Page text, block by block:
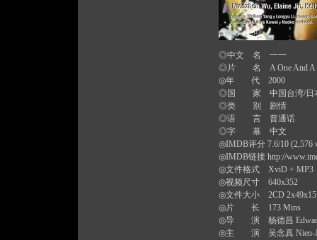
◎中文 名 一一
◎片 名 A One And A
◎年 代 2000
◎国 家 中国台湾/日
◎类 别 剧情
◎语 言 普通话
◎字 幕 中文
◎IMDB评分 7.6/10 (2,576
◎IMDB链接 http://
◎文件格式 XviD + MP3
◎视频尺寸 640x352
◎文件大小 2CD
◎片 长 173 Mins
◎导 演 杨德昌
◎主 演 吴念真 Nien-